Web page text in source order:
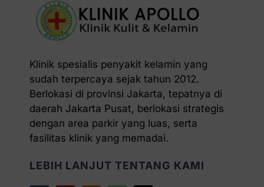
Klinik spesialis penyakit kelamin yang
sudah terpercaya sejak tahun 2012.
Berlokasi di provinsi Jakarta, tepatnya di
daerah Jakarta Pusat, berlokasi strategis
dengan area parkir yang luas, serta
fasilitas klinik yang memadai.
LEBIH LANJUT TENTANG KAMI